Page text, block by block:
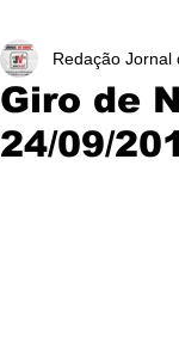
Giro de
24/09/
Redação Jornal